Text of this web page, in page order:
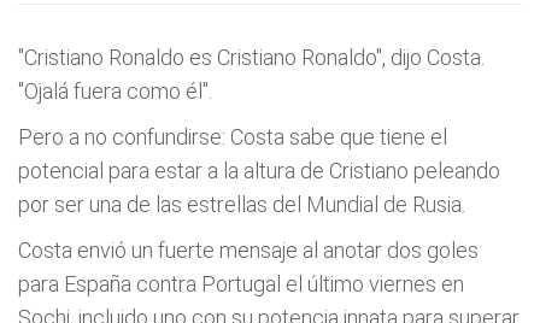
"Cristiano Ronaldo es Cristiano Ronaldo", dijo Costa.
"Ojalá fuera como él".
Pero a no confundirse: Costa sabe que tiene el
potencial para estar a la altura de Cristiano peleando
por ser una de las estrellas del Mundial de Rusia.
Costa envió un fuerte mensaje al anotar dos goles
para España contra Portugal el último viernes en
Sochi, incluido uno con su potencia innata para superar